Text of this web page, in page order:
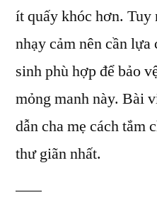
thư
giãn
ít quấy khóc hơn. Tuy
nhạy cảm nên cần lựa
sinh phù hợp để bảo
mỏng manh này. Bài
dẫn cha mẹ cách tắm
thư giãn nhất.